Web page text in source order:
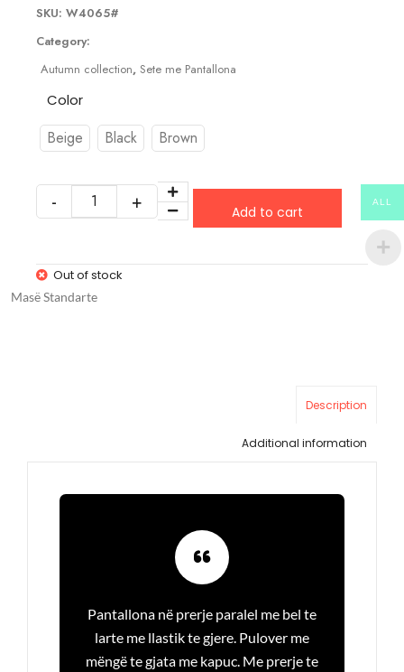
SKU: W4065#
Category:
Autumn collection, Sete me Pantallona
Color
Beige Black Brown
Add to cart
Out of stock
Masë Standarte
Description
Additional information
Pantallona në prerje paralel me bel te
larte me llastik te gjere. Pulover me
mëngë te gjata me kapuc. Me prerje te
ALL